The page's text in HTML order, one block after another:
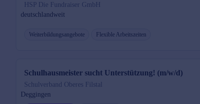
HSP Die Fundraiser GmbH
deutschlandweit
Weiterbildungsangebote Flexible Arbeitszeiten
Schulhausmeister sucht Unterstützung! (m/w/d)
Schulverband Oberes Filstal
Deggingen